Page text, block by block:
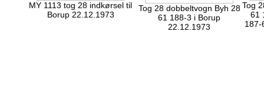
MY 1113 tog 28 indkørsel til
Borup 22.12.1973
Tog 28 dobbeltvogn Byh 28
61 188-3 i Borup
22.12.1973
Tog
61